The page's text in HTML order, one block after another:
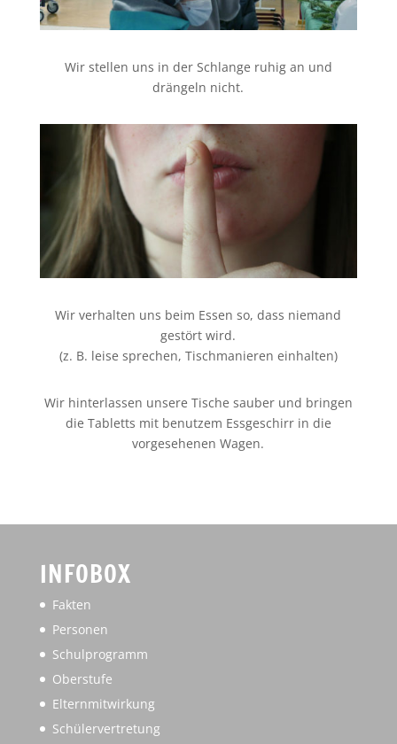
Wir stellen uns in der Schlange ruhig an und
drängeln nicht.
Wir verhalten uns beim Essen so, dass niemand
gestört wird.
(z. B. leise sprechen, Tischmanieren einhalten)
Wir hinterlassen unsere Tische sauber und bringen
die Tabletts mit benutzem Essgeschirr in die
vorgesehenen Wagen.
INFOBOX
Fakten
Personen
Schulprogramm
Oberstufe
Elternmitwirkung
Schülervertretung